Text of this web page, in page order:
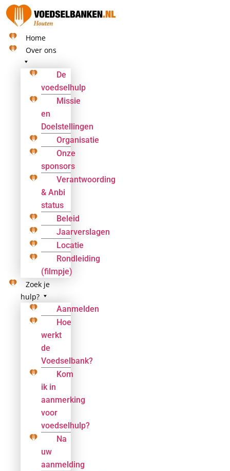
Ga
naar
de
inhoud
Home
Over ons
De
voedselhulp
Missie
en
Doelstellingen
Organisatie
Onze
sponsors
Verantwoording
& Anbi
status
Beleid
Jaarverslagen
Locatie
Rondleiding
(filmpje)
Zoek je
hulp?
Aanmelden
Hoe
werkt
de
Voedselbank?
Kom
ik in
aanmerking
voor
voedselhulp?
Na
uw
aanmelding